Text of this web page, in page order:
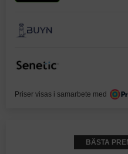
Priser visas i samarbete med
BÄSTA